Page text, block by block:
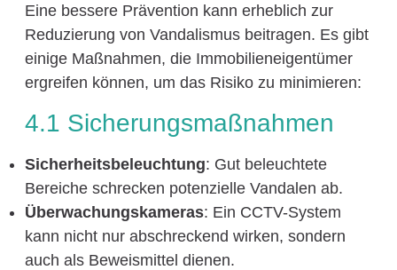
Eine bessere Prävention kann erheblich zur
Reduzierung von Vandalismus beitragen. Es gibt
einige Maßnahmen, die Immobilieneigentümer
ergreifen können, um das Risiko zu minimieren:
4.1 Sicherungsmaßnahmen
Sicherheitsbeleuchtung: Gut beleuchtete
Bereiche schrecken potenzielle Vandalen ab.
Überwachungskameras: Ein CCTV-System
kann nicht nur abschreckend wirken, sondern
auch als Beweismittel dienen.